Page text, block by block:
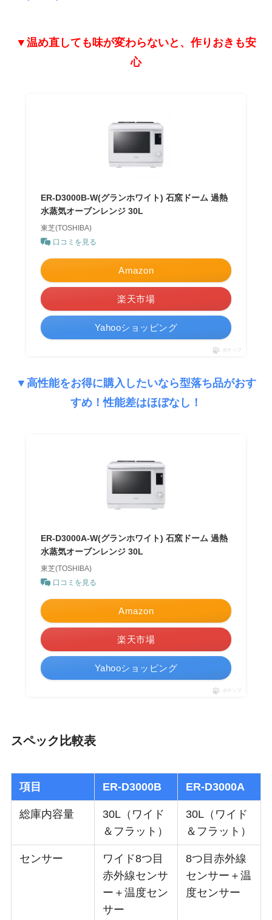
▼温め直しても味が変わらないと、作りおきも安
心
ER-D3000B-W(グランホワイト) 石窯ドーム 過熱
水蒸気オーブンレンジ 30L
東芝(TOSHIBA)
口コミを見る
Amazon
楽天市場
Yahooショッピング
ポチップ
▼高性能をお得に購入したいなら型落ち品がおす
すめ！性能差はほぼなし！
ER-D3000A-W(グランホワイト) 石窯ドーム 過熱
水蒸気オーブンレンジ 30L
東芝(TOSHIBA)
口コミを見る
Amazon
楽天市場
Yahooショッピング
ポチップ
スペック比較表
項目 ER-D3000B ER-D3000A
総庫内容量
30L（ワイド
＆フラット）
30L（ワイド
＆フラット）
センサー
ワイド8つ目
赤外線センサ
ー ＋温度セン
サー
8つ目赤外線
センサー＋温
度センサー